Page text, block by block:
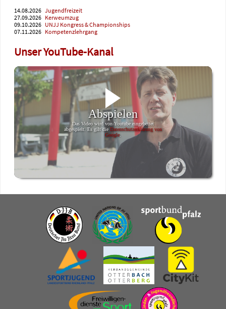
14.08.2026 Jugendfreizeit
27.09.2026 Kerweumzug
09.10.2026 UNJJ Kongress & Championships
07.11.2026 Kompetenzlehrgang
Unser YouTube-Kanal